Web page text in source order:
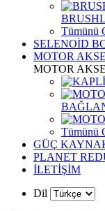
Tümünü
SELENOİD
MOTOR
MOTOR
Tümünü
GÜÇ
PLANET
İLETİŞİM
Dil